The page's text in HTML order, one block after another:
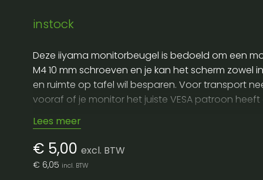
instock
Deze iiyama monitorbeugel is bedoeld om een
M4 10 mm schroeven en je kan het scherm
en ruimte op tafel wil besparen. Voor transport
vooraf of je monitor het juiste VESA patroon
Lees meer
€ 5,00 excl. BTW
€ 6,05 incl. BTW